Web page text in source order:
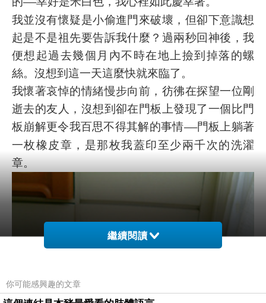
──
我並沒有懷疑是小偷進門來破壞，但卻下意識想
起是不是祖先要告訴我什麼？過兩秒回神後，我
便想起過去幾個月內不時在地上撿到掉落的螺
絲。沒想到這一天這麼快就來臨了。
我懷著哀悼的情緒慢步向前，彷彿在探望一位剛
逝去的友人，沒想到卻在門板上發現了一個比門
板崩解更令我百思不得其解的事情──門板上躺著
一枚橡皮章，是那枚我蓋印至少兩千次的洗濯
章。
繼續閱讀
你可能感興趣的文章